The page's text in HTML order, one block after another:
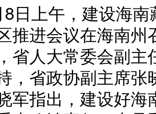
上午，建设海南
推进会议在海南
省人大常委会副
，省政协副主席张
指出，建设好海